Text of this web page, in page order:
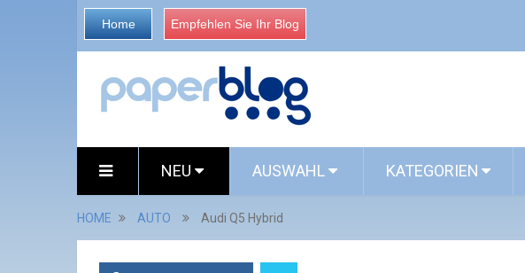
Home Empfehlen Sie Ihr Blog
NEU AUSWAHL KATEGORIEN
HOME AUTO Audi Q5 Hybrid